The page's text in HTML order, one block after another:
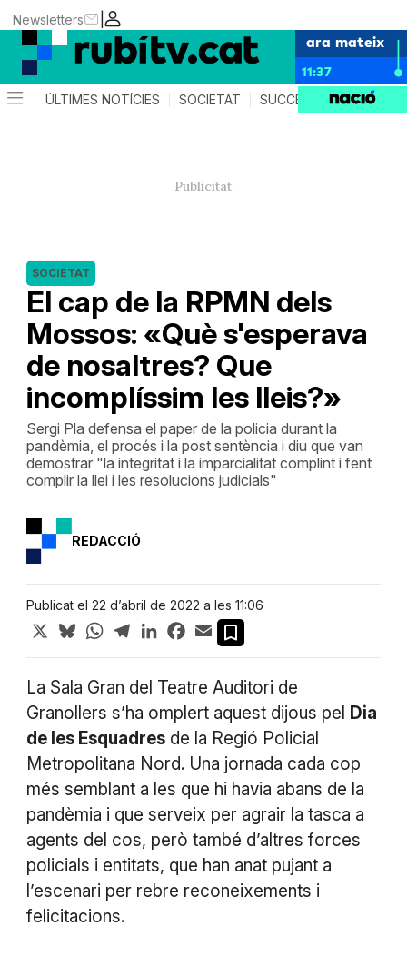
|
Newsletters
ara mateix
11:37
ÚLTIMES NOTÍCIES SOCIETAT SUCCESSOS
El cap de la RPMN dels
Mossos: «Què s'esperava
de nosaltres? Que
incomplíssim les lleis?»
SOCIETAT
Sergi Pla defensa el paper de la policia durant la
pandèmia, el procés i la post sentència i diu que van
demostrar "la integritat i la imparcialitat complint i fent
complir la llei i les resolucions judicials"
REDACCIÓ
Publicat el 22 d’abril de 2022 a les 11:06
X BlueskyWhatsApp
TelegramLinkedInFacebook
Email
La Sala Gran del Teatre Auditori de
Granollers s’ha omplert aquest dijous pel Dia
de les Esquadresde la Regió Policial
Metropolitana Nord. Una jornada cada cop
més semblant a les que hi havia abans de la
pandèmia i que serveix per agrair la tasca a
agents del cos, però també d’altres forces
policials i entitats, que han anat pujant a
l’escenari per rebre reconeixements i
felicitacions.